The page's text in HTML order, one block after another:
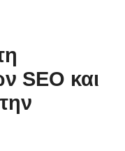
SEO και